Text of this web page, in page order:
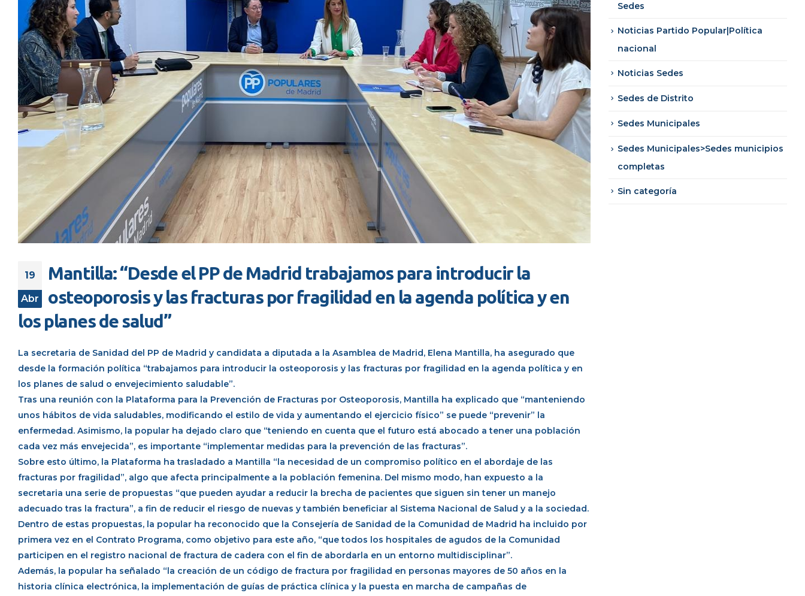
19
Abr
Mantilla: “Desde el PP de Madrid trabajamos para introducir la
osteoporosis y las fracturas por fragilidad en la agenda política y en
los planes de salud”
La secretaria de Sanidad del PP de Madrid y candidata a diputada a la Asamblea de Madrid, Elena Mantilla, ha asegurado que
desde la formación política “trabajamos para introducir la osteoporosis y las fracturas por fragilidad en la agenda política y en
los planes de salud o envejecimiento saludable”.
Tras una reunión con la Plataforma para la Prevención de Fracturas por Osteoporosis, Mantilla ha explicado que “manteniendo
unos hábitos de vida saludables, modificando el estilo de vida y aumentando el ejercicio físico” se puede “prevenir” la
enfermedad. Asimismo, la popular ha dejado claro que “teniendo en cuenta que el futuro está abocado a tener una población
cada vez más envejecida”, es importante “implementar medidas para la prevención de las fracturas”.
Sobre esto último, la Plataforma ha trasladado a Mantilla “la necesidad de un compromiso político en el abordaje de las
fracturas por fragilidad”, algo que afecta principalmente a la población femenina. Del mismo modo, han expuesto a la
secretaria una serie de propuestas “que pueden ayudar a reducir la brecha de pacientes que siguen sin tener un manejo
adecuado tras la fractura”, a fin de reducir el riesgo de nuevas y también beneficiar al Sistema Nacional de Salud y a la sociedad.
Dentro de estas propuestas, la popular ha reconocido que la Consejería de Sanidad de la Comunidad de Madrid ha incluido por
primera vez en el Contrato Programa, como objetivo para este año, “que todos los hospitales de agudos de la Comunidad
participen en el registro nacional de fractura de cadera con el fin de abordarla en un entorno multidisciplinar”.
Además, la popular ha señalado “la creación de un código de fractura por fragilidad en personas mayores de 50 años en la
historia clínica electrónica, la implementación de guías de práctica clínica y la puesta en marcha de campañas de
Sedes
Noticias Partido Popular|Política
nacional
Noticias Sedes
Sedes de Distrito
Sedes Municipales
Sedes Municipales>Sedes municipios
completas
Sin categoría